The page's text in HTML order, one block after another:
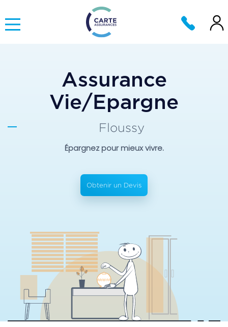
Assurance
Vie/Epargne
Floussy
Épargnez pour mieux vivre.
Obtenir un Devis